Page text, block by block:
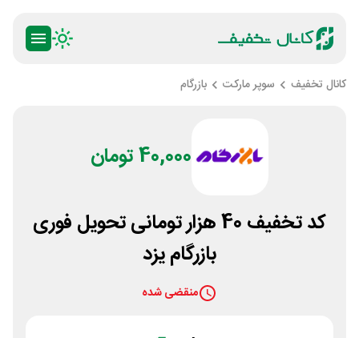
کانال تخفیف سوپر مارکت بازرگام
40,000 تومان
کد تخفیف 40 هزار تومانی تحویل فوری
بازرگام یزد
منقضی شده